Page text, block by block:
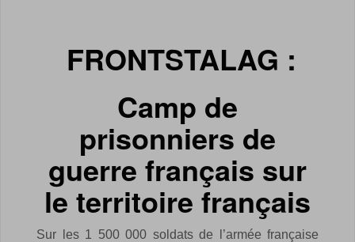
FRONTSTALAG :
Camp de
prisonniers de
guerre français sur
le territoire français
Sur les 1 500 000 soldats de l’armée française